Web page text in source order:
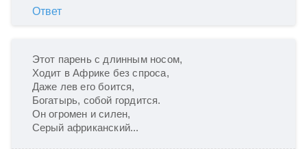
Ответ
Этот парень с длинным носом,
Ходит в Африке без спроса,
Даже лев его боится,
Богатырь, собой гордится.
Он огромен и силен,
Серый африканский...